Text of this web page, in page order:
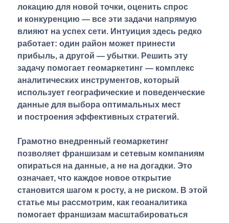
локацию для новой точки, оценить спрос
и конкуренцию — все эти задачи напрямую
влияют на успех сети. Интуиция здесь редко
работает: один район может принести
прибыль, а другой — убытки. Решить эту
задачу помогает геомаркетинг — комплекс
аналитических инструментов, который
использует географические и поведенческие
данные для выбора оптимальных мест
и построения эффективных стратегий.
Грамотно внедренный геомаркетинг
позволяет франшизам и сетевым компаниям
опираться на данные, а не на догадки. Это
означает, что каждое новое открытие
становится шагом к росту, а не риском. В этой
статье мы рассмотрим, как геоаналитика
помогает франшизам масштабироваться